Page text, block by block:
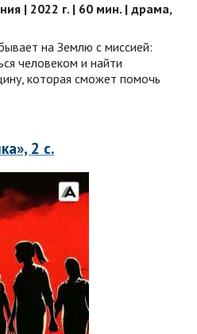
| 2022 г. | 60 мин. | драма,
на Землю с миссией:
человеком и найти
которая сможет помочь
2 с.